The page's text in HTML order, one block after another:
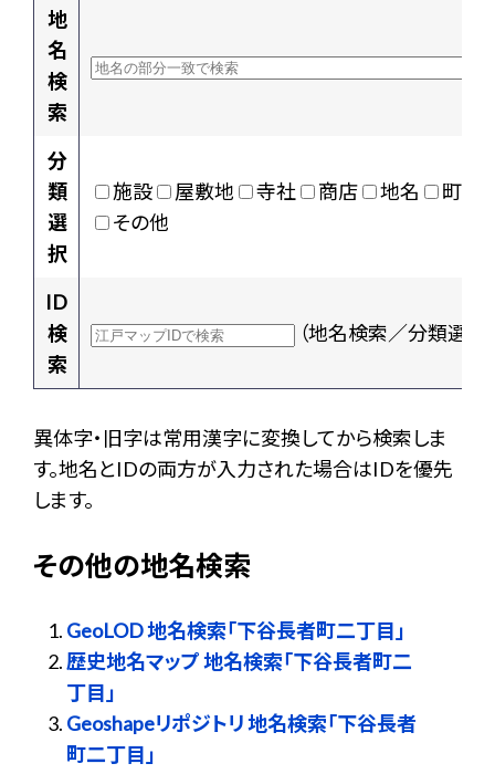
地
名
検
索
分
類
選
択
施設 屋敷地 寺社 商店 地名
町村
その他
ID
検
索
（地名検索／分類選択
異体字・旧字は常用漢字に変換してから検索しま
す。地名とIDの両方が入力された場合はIDを優先
します。
その他の地名検索
GeoLOD 地名検索「下谷長者町二丁目」
歴史地名マップ 地名検索「下谷長者町二
丁目」
Geoshapeリポジトリ 地名検索「下谷長者
町二丁目」